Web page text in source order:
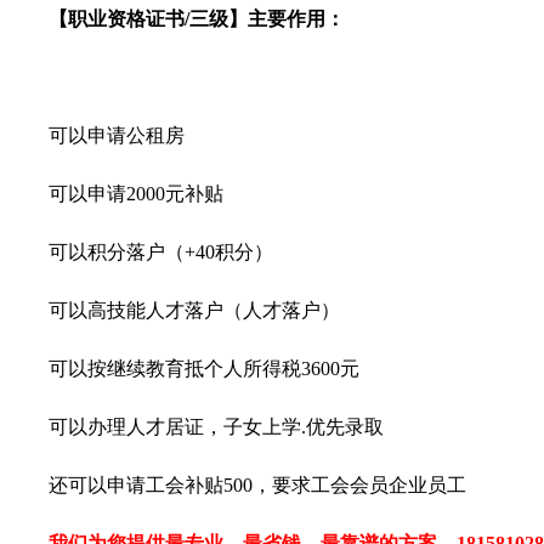
【职业资格证书/三级】主要作用：
可以申请公租房
可以申请2000元补贴
可以积分落户（+40积分）
可以高技能人才落户（人才落户）
可以按继续教育抵个人所得税3600元
可以办理人才居证，子女上学.优先录取
还可以申请工会补贴500，要求工会会员企业员工